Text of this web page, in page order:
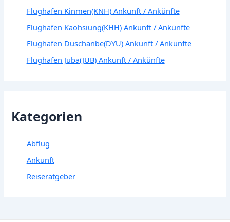
Flughafen Kinmen(KNH) Ankunft / Ankünfte
Flughafen Kaohsiung(KHH) Ankunft / Ankünfte
Flughafen Duschanbe(DYU) Ankunft / Ankünfte
Flughafen Juba(JUB) Ankunft / Ankünfte
Kategorien
Abflug
Ankunft
Reiseratgeber